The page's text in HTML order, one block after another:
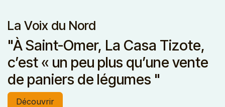
La Voix du Nord
"À Saint-Omer, La Casa Tizote,
c’est « un peu plus qu’une vente
de paniers de légumes "
Découvrir